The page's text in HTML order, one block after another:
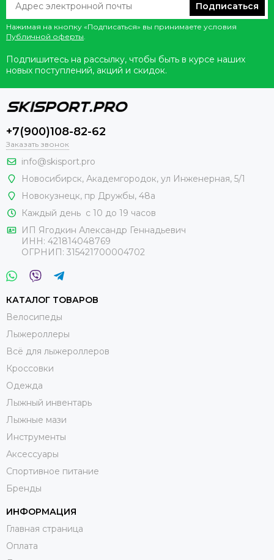
Подписаться
Нажимая на кнопку «Подписаться» вы принимаете условия
Публичной оферты.
Подпишитесь на рассылку, чтобы быть в курсе наших
новых поступлений, акций и скидок.
+7(900)108-82-62
Заказать звонок
info@skisport.pro
Новосибирск, Академгородок, ул Инженерная, 5/1
Новокузнецк, пр Дружбы, 48а
Каждый день с 10 до 19 часов
ИП Ягодкин Александр Геннадьевич
ИНН: 421814048769
ОГРНИП: 315421700004702
КАТАЛОГ ТОВАРОВ
Велосипеды
Лыжероллеры
Всё для лыжероллеров
Кроссовки
Одежда
Лыжный инвентарь
Лыжные мази
Инструменты
Аксессуары
Спортивное питание
Бренды
ИНФОРМАЦИЯ
Главная страница
Оплата